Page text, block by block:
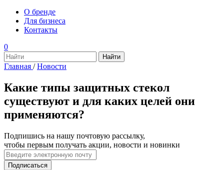
О бренде
Для бизнеса
Контакты
0
Главная / Новости
Какие типы защитных стекол
существуют и для каких целей они
применяются?
Подпишись на нашу почтовую рассылку,
чтобы первым получать акции, новости и новинки
Подписаться